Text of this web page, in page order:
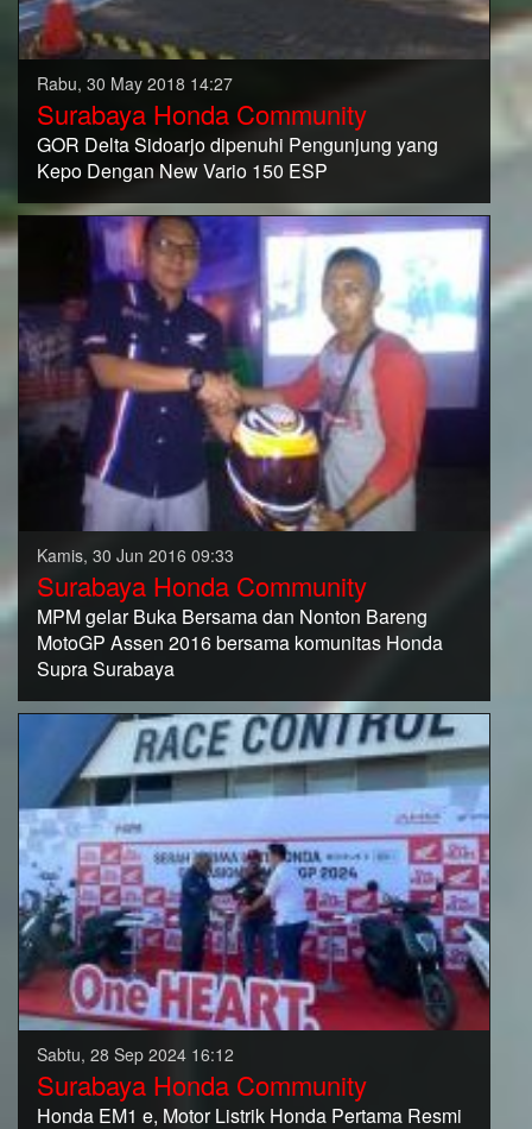
Rabu, 30 May 2018 14:27
Surabaya Honda Community
GOR Delta Sidoarjo dipenuhi Pengunjung yang
Kepo Dengan New Vario 150 ESP
Kamis, 30 Jun 2016 09:33
Surabaya Honda Community
MPM gelar Buka Bersama dan Nonton Bareng
MotoGP Assen 2016 bersama komunitas Honda
Supra Surabaya
Sabtu, 28 Sep 2024 16:12
Surabaya Honda Community
Honda EM1 e, Motor Listrik Honda Pertama Resmi